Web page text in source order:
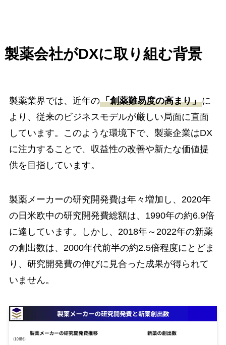
製薬会社がDXに取り組む背景
製薬業界では、近年の「創薬難易度の高まり」に
より、従来のビジネスモデルが厳しい局面に直面
しています。このような環境下で、製薬企業はDX
に注力することで、収益性の改善や新たな価値提
供を目指しています。
製薬メーカーの研究開発費は年々増加し、2020年
の日米欧中の研究開発費総額は、1990年の約6.9倍
に達しています。しかし、2018年～2022年の新薬
の創出数は、2000年代前半の約2.5倍程度にとどま
り、研究開発費の伸びに見合った成果が得られて
いません。